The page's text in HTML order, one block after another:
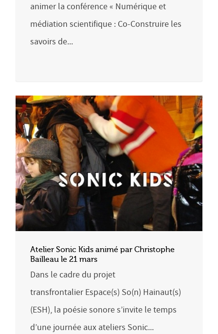
animer la conférence « Numérique et
médiation scientifique : Co-Construire les
savoirs de...
Atelier Sonic Kids animé par Christophe
Bailleau le 21 mars
Dans le cadre du projet
transfrontalier Espace(s) So(n) Hainaut(s)
(ESH), la poésie sonore s’invite le temps
d’une journée aux ateliers Sonic...